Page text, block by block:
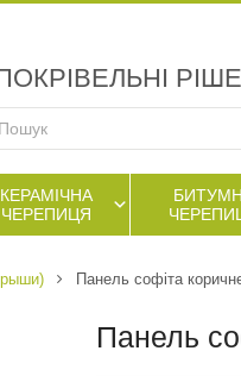
КЕРАМІЧНА
ЧЕРЕПИЦЯ
Панель софіта
Панель